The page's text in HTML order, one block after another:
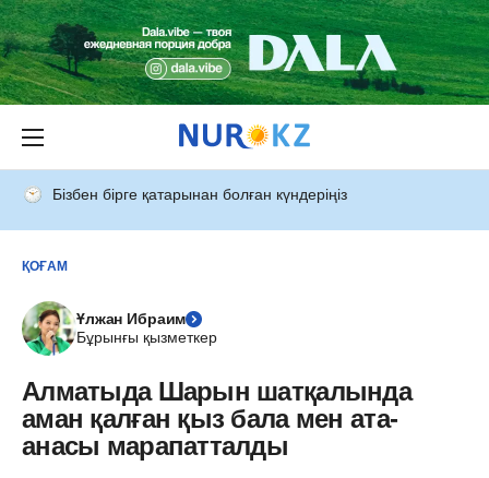
Бізбен бірге қатарынан болған күндеріңіз
ҚОҒАМ
Ұлжан Ибраим
Бұрынғы қызметкер
Алматыда Шарын шатқалында
аман қалған қыз бала мен ата-
анасы марапатталды